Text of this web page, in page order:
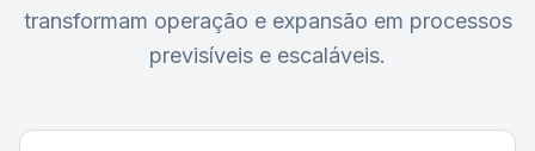
transformam operação e expansão em processos
previsíveis e escaláveis.